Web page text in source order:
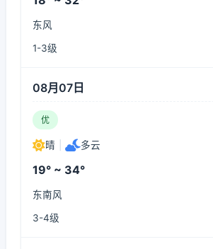
东风
1-3级
08月07日
优
晴 多云
19° ~ 34°
东南风
3-4级